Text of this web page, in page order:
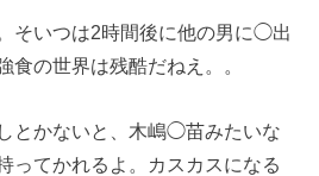
そいつは2時間後に他の男に◯出
食の世界は残酷だねえ。。
とかないと、木嶋◯苗みたいな
ってかれるよ。カスカスになる